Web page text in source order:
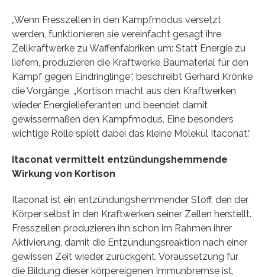
„Wenn Fresszellen in den Kampfmodus versetzt
werden, funktionieren sie vereinfacht gesagt ihre
Zellkraftwerke zu Waffenfabriken um: Statt Energie zu
liefern, produzieren die Kraftwerke Baumaterial für den
Kampf gegen Eindringlinge“, beschreibt Gerhard Krönke
die Vorgänge. „Kortison macht aus den Kraftwerken
wieder Energielieferanten und beendet damit
gewissermaßen den Kampfmodus. Eine besonders
wichtige Rolle spielt dabei das kleine Molekül Itaconat.“
Itaconat vermittelt entzündungshemmende
Wirkung von Kortison
Itaconat ist ein entzündungshemmender Stoff, den der
Körper selbst in den Kraftwerken seiner Zellen herstellt.
Fresszellen produzieren ihn schon im Rahmen ihrer
Aktivierung, damit die Entzündungsreaktion nach einer
gewissen Zeit wieder zurückgeht. Voraussetzung für
die Bildung dieser körpereigenen Immunbremse ist,